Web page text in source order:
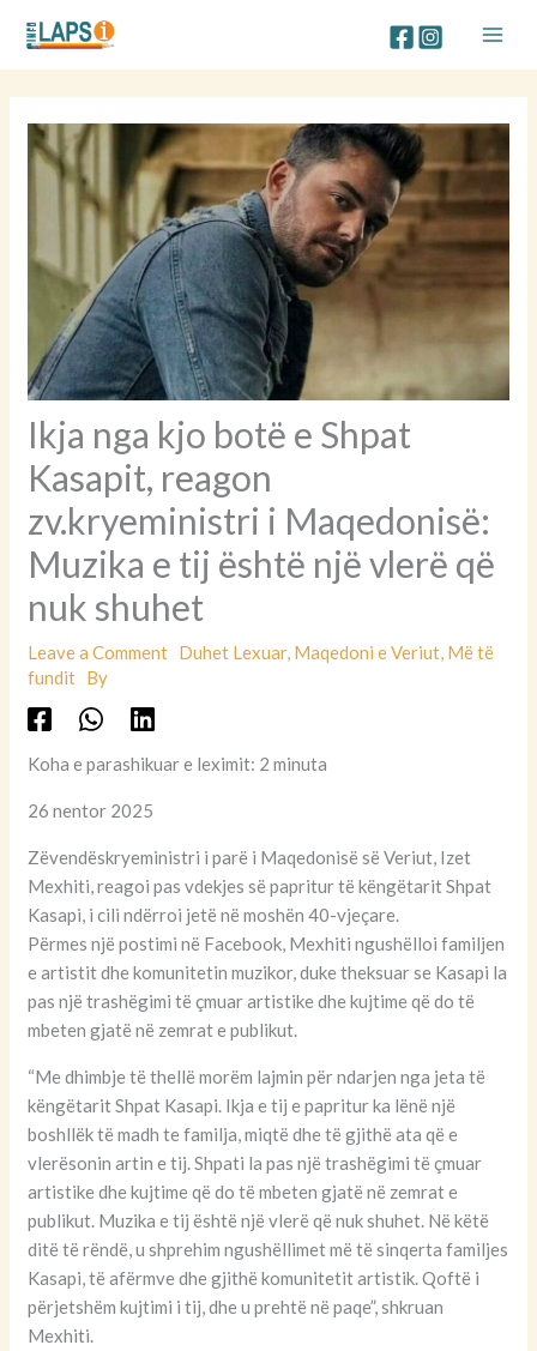
content
Ikja nga kjo botë e Shpat
Kasapit, reagon
zv.kryeministri i Maqedonisë:
Muzika e tij është një vlerë që
nuk shuhet
Leave a Comment Duhet Lexuar, Maqedoni e Veriut, Më të
fundit By
Koha e parashikuar e leximit: 2 minuta
26 nentor 2025
Zëvendëskryeministri i parë i Maqedonisë së Veriut, Izet
Mexhiti, reagoi pas vdekjes së papritur të këngëtarit Shpat
Kasapi, i cili ndërroi jetë në moshën 40-vjeçare.
Përmes një postimi në Facebook, Mexhiti ngushëlloi familjen
e artistit dhe komunitetin muzikor, duke theksuar se Kasapi la
pas një trashëgimi të çmuar artistike dhe kujtime që do të
mbeten gjatë në zemrat e publikut.
“Me dhimbje të thellë morëm lajmin për ndarjen nga jeta të
këngëtarit Shpat Kasapi. Ikja e tij e papritur ka lënë një
boshllëk të madh te familja, miqtë dhe të gjithë ata që e
vlerësonin artin e tij. Shpati la pas një trashëgimi të çmuar
artistike dhe kujtime që do të mbeten gjatë në zemrat e
publikut. Muzika e tij është një vlerë që nuk shuhet. Në këtë
ditë të rëndë, u shprehim ngushëllimet më të sinqerta familjes
Kasapi, të afërmve dhe gjithë komunitetit artistik. Qoftë i
përjetshëm kujtimi i tij, dhe u prehtë në paqe”, shkruan
Mexhiti.